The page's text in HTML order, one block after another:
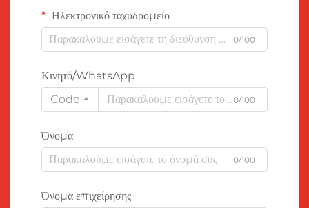
Ηλεκτρονικό ταχυδρομείο
0/100
Κινητό/WhatsApp
Code
0/100
Όνομα
0/100
Όνομα επιχείρησης